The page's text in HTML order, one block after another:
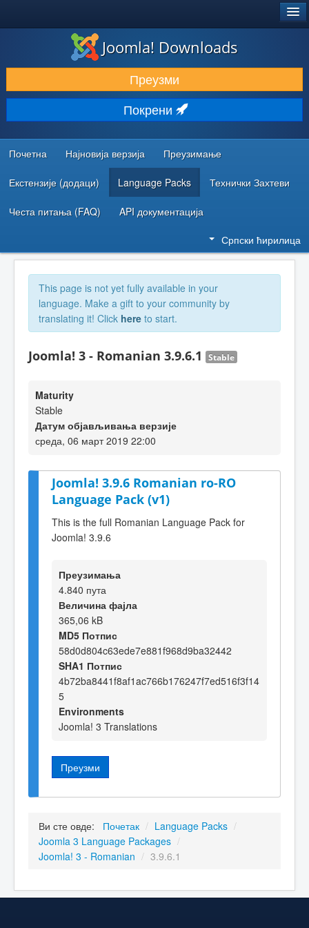
ПРЕУЗИМАЊЕ И ПРОШИРЕЊА (ЕКСТЕНЗИЈЕ)
ОТКРИЈТЕ И НАУЧИТЕ
ЗАЈЕДНИЦА И ПОДРШКА
РЕСУРСИ ЗА РАЗВОЈ
Joomla! Downloads
Преузми
Покрени
Почетна Најновија верзија Преузимање
Екстензије (додаци) Language Packs Технички Захтеви
Честа питања (FAQ) API документација
Српски ћирилица
This page is not yet fully available in your
language. Make a gift to your community by
translating it! Click here to start.
Joomla! 3 - Romanian 3.9.6.1 Stable
Maturity
Stable
Датум објављивања верзије
среда, 06 март 2019 22:00
Joomla! 3.9.6 Romanian ro-RO
Language Pack (v1)
This is the full Romanian Language Pack for
Joomla! 3.9.6
Преузимања
4.840 пута
Величина фајла
365,06 kB
MD5 Потпис
58d0d804c63ede7e881f968d9ba32442
SHA1 Потпис
4b72ba8441f8af1ac766b176247f7ed516f3f14
5
Environments
Joomla! 3 Translations
Преузми
Ви сте овде: Почетак / Language Packs /
Joomla 3 Language Packages /
Joomla! 3 - Romanian / 3.9.6.1